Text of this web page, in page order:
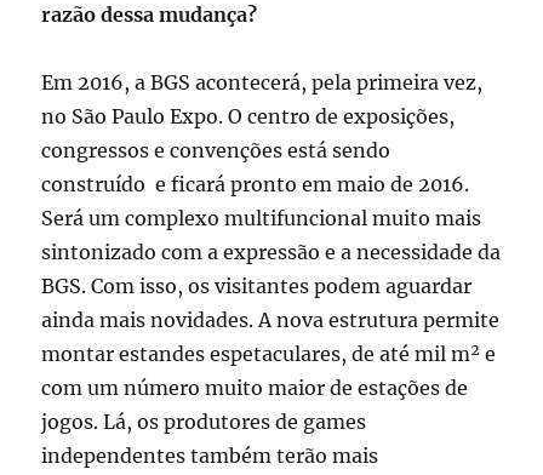
razão dessa mudança?
Em 2016, a BGS acontecerá, pela primeira vez,
no São Paulo Expo. O centro de exposições,
congressos e convenções está sendo
construído e ficará pronto em maio de 2016.
Será um complexo multifuncional muito mais
sintonizado com a expressão e a necessidade da
BGS. Com isso, os visitantes podem aguardar
ainda mais novidades. A nova estrutura permite
montar estandes espetaculares, de até mil m² e
com um número muito maior de estações de
jogos. Lá, os produtores de games
independentes também terão mais